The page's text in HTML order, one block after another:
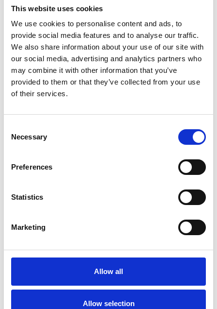
This website uses cookies
We use cookies to personalise content and ads, to
provide social media features and to analyse our traffic.
We also share information about your use of our site with
our social media, advertising and analytics partners who
may combine it with other information that you’ve
provided to them or that they’ve collected from your use
of their services.
Selection
Necessary
Preferences
Statistics
Marketing
Allow all
Allow selection
nel primo semestre i dieci miliardi di euro
Interviste
Overview Economica
Repubblica Ceca
Repubblica Ceca